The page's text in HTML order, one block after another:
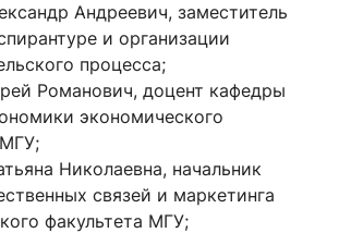
Андреевич, заместитель
и организации
процесса;
Романович, доцент кафедры
экономического
Николаевна, начальник
связей и маркетинга
факультета МГУ;